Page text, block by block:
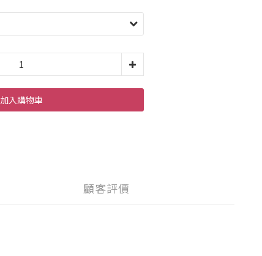
加入購物車
顧客評價